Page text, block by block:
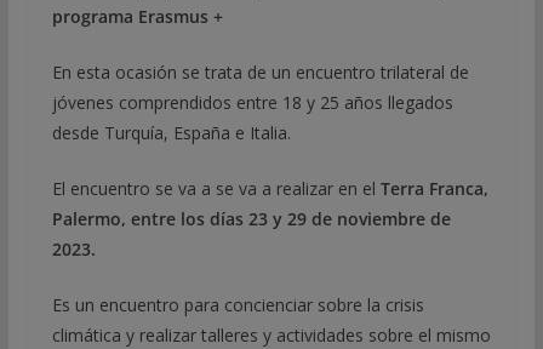
programa Erasmus +
En esta ocasión se trata de un encuentro trilateral de
jóvenes comprendidos entre 18 y 25 años llegados
desde Turquía, España e Italia.
El encuentro se va a se va a realizar en el Terra Franca,
Palermo, entre los días 23 y 29 de noviembre de
2023.
Es un encuentro para concienciar sobre la crisis
climática y realizar talleres y actividades sobre el mismo